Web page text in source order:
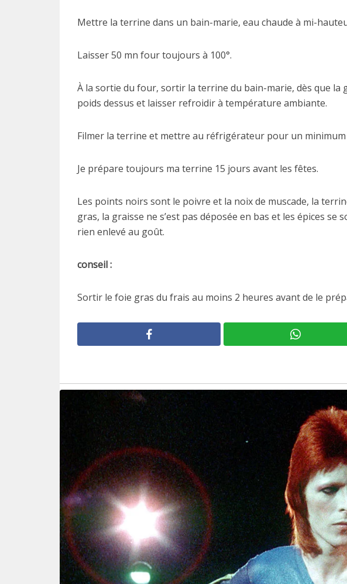
Mettre la terrine dans un bain-marie, eau chaude à mi-
Laisser 50 mn four toujours à 100°.
À la sortie du four, sortir la terrine du bain-marie, dès que la
poids dessus et laisser refroidir à température ambiante.
Filmer la terrine et mettre au réfrigérateur pour un minimum
Je prépare toujours ma terrine 15 jours avant les fêtes.
Les points noirs sont le poivre et la noix de muscade, la
gras, la graisse ne s’est pas déposée en bas et les épices se
rien enlevé au goût.
conseil :
Sortir le foie gras du frais au moins 2 heures avant de le